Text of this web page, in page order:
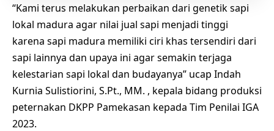
“Kami terus melakukan perbaikan dari genetik sapi
lokal madura agar nilai jual sapi menjadi tinggi
karena sapi madura memiliki ciri khas tersendiri dari
sapi lainnya dan upaya ini agar semakin terjaga
kelestarian sapi lokal dan budayanya” ucap Indah
Kurnia Sulistiorini, S.Pt., MM. , kepala bidang produksi
peternakan DKPP Pamekasan kepada Tim Penilai IGA
2023.